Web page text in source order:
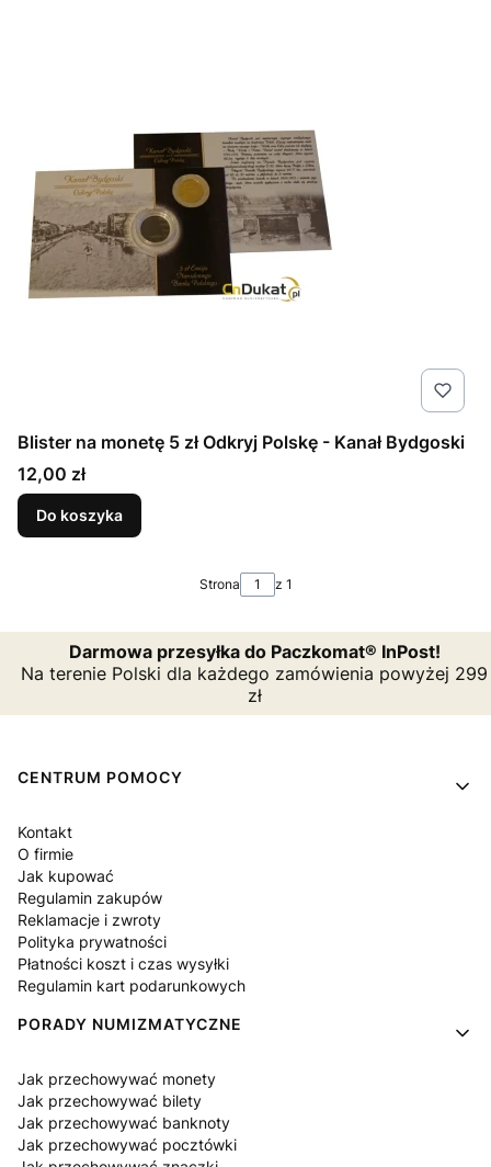
Blister na monetę 5 zł Odkryj Polskę - Kanał Bydgoski
Cena
12,00 zł
Do koszyka
Strona z 1
Darmowa przesyłka do Paczkomat® InPost!
Na terenie Polski dla każdego zamówienia powyżej 299
zł
Linki w stopce
CENTRUM POMOCY
Kontakt
O firmie
Jak kupować
Regulamin zakupów
Reklamacje i zwroty
Polityka prywatności
Płatności koszt i czas wysyłki
Regulamin kart podarunkowych
PORADY NUMIZMATYCZNE
Jak przechowywać monety
Jak przechowywać bilety
Jak przechowywać banknoty
Jak przechowywać pocztówki